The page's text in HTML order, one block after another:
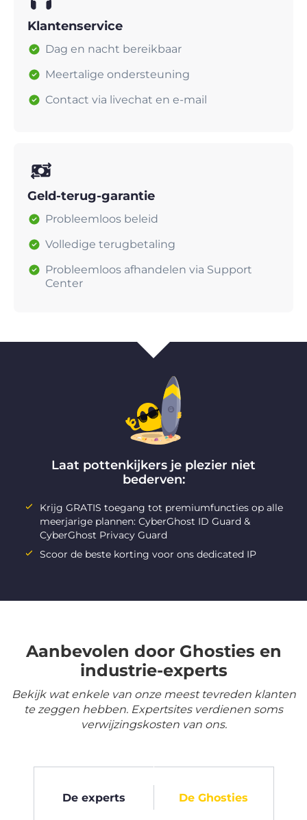
Klantenservice
Dag en nacht bereikbaar
Meertalige ondersteuning
Contact via livechat en e-mail
Geld-terug-garantie
Probleemloos beleid
Volledige terugbetaling
Probleemloos afhandelen via Support
Center
Laat pottenkijkers je plezier niet
bederven:
Krijg GRATIS toegang tot premiumfuncties op alle
meerjarige plannen: CyberGhost ID Guard &
CyberGhost Privacy Guard
Scoor de beste korting voor ons dedicated IP
Aanbevolen door Ghosties en
industrie-experts
Bekijk wat enkele van onze meest tevreden klanten
te zeggen hebben. Expertsites verdienen soms
verwijzingskosten van ons.
De experts De Ghosties